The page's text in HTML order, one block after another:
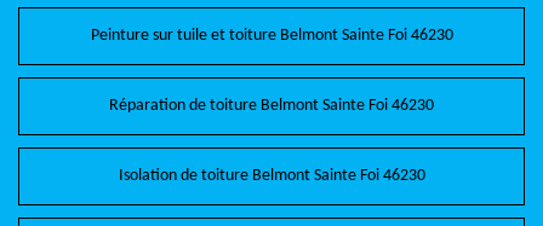
Peinture sur tuile et toiture Belmont Sainte Foi 46230
Réparation de toiture Belmont Sainte Foi 46230
Isolation de toiture Belmont Sainte Foi 46230